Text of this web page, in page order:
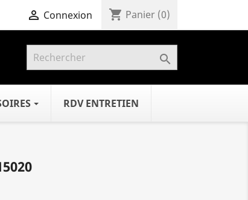
 Connexion shopping_cart Panier (0)

RDV ENTRETIEN